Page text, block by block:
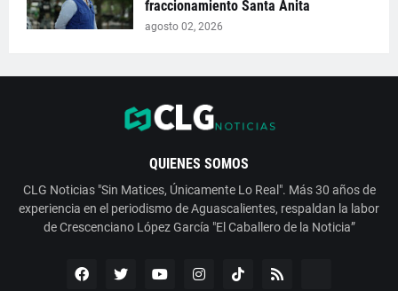
fraccionamiento Santa Anita
agosto 02, 2026
QUIENES SOMOS
CLG Noticias "Sin Matices, Únicamente Lo Real". Más 30 años de
experiencia en el periodismo de Aguascalientes, respaldan la labor
de Crescenciano López García "El Caballero de la Noticia”